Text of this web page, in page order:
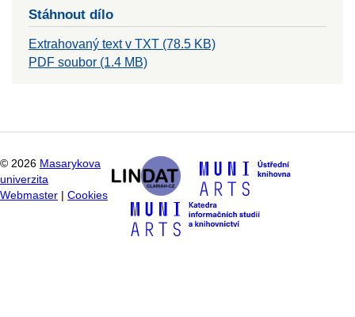
Stáhnout dílo
Extrahovaný text v TXT (78.5 KB)
PDF soubor (1.4 MB)
© 2026 Masarykova
univerzita
Webmaster
Cookies